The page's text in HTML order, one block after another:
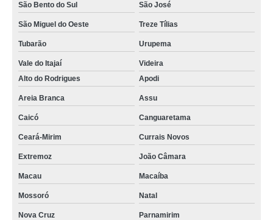
São Bento do Sul São José
São Miguel do Oeste Treze Tílias
Tubarão Urupema
Vale do Itajaí
Videira
Alto do Rodrigues
Apodi
Areia Branca Assu
Caicó Canguaretama
Ceará-Mirim Currais Novos
Extremoz João Câmara
Macau Macaíba
Mossoró Natal
Nova Cruz Parnamirim